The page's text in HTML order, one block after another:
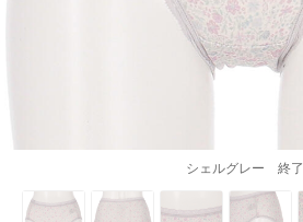
シェルグレー 終了